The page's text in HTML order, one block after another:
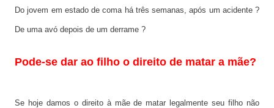
Do jovem em estado de coma há três semanas, após um acidente ?
De uma avó depois de um derrame ?
Pode-se dar ao filho o direito de matar a mãe?
Se hoje damos o direito à mãe de matar legalmente seu filho não